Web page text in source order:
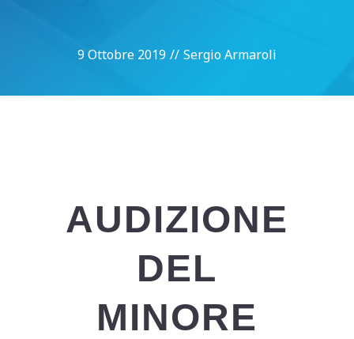
9 Ottobre 2019 // Sergio Armaroli
AUDIZIONE
DEL
MINORE